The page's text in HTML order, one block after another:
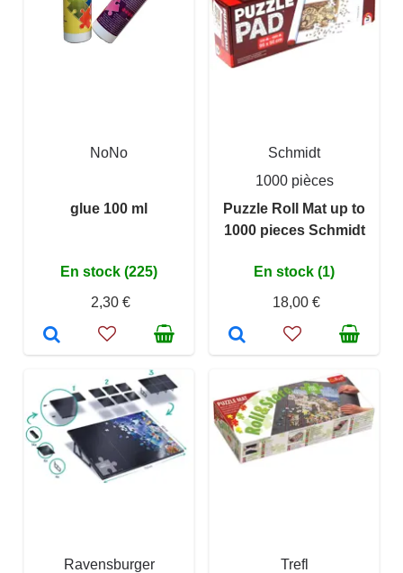
NoNo
glue 100 ml
En stock (225)
2,30 €
Schmidt
1000 pièces
Puzzle Roll Mat up to
1000 pieces Schmidt
En stock (1)
18,00 €
Ravensburger
Trefl